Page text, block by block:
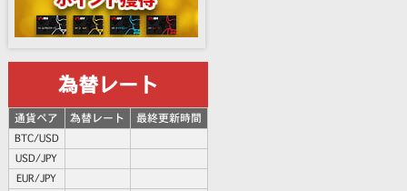
為替レート
通貨ペア 為替レート 最終更新時間
BTC/USD
USD/JPY
EUR/JPY